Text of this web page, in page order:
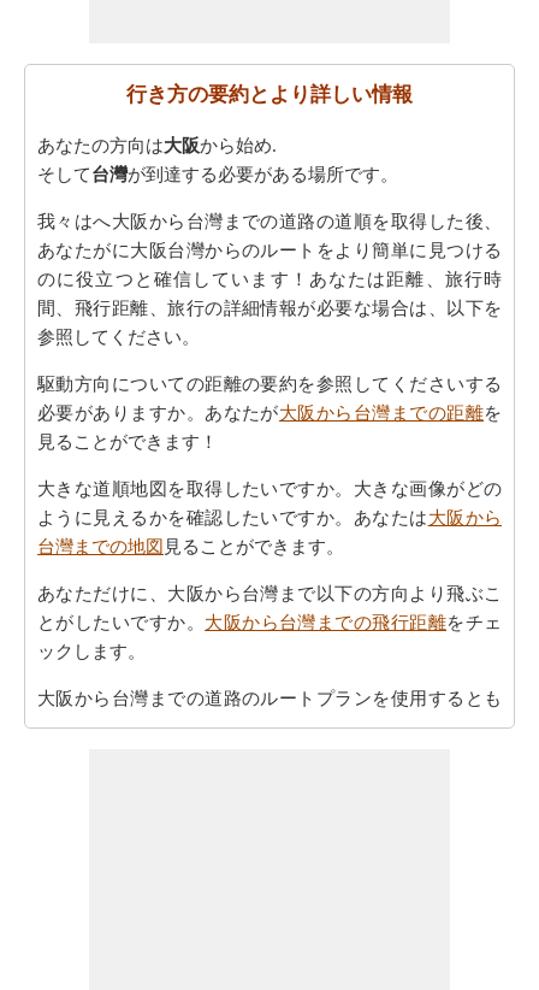
行き方の要約とより詳しい情報
あなたの方向は大阪から始め.
そして台灣が到達する必要がある場所です。
我々はへ大阪から台灣までの道路の道順を取得した後、
あなたがに大阪台灣からのルートをより簡単に見つける
のに役立つと確信しています！あなたは距離、旅行時
間、飛行距離、旅行の詳細情報が必要な場合は、以下を
参照してください。
駆動方向についての距離の要約を参照してくださいする
必要がありますか。あなたが大阪から台灣までの距離を
見ることができます！
大きな道順地図を取得したいですか。大きな画像がどの
ように見えるかを確認したいですか。あなたは大阪から
台灣までの地図 見ることができます。
あなただけに、大阪から台灣まで以下の方向より飛ぶこ
とがしたいですか。 大阪から台灣までの飛行距離をチェ
ックします。
大阪から台灣までの道路のルートプランを使用するとも
あなたはまた、旅行時間を知りたいかもしれません。あ